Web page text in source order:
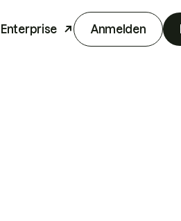
Enterprise Anmelden